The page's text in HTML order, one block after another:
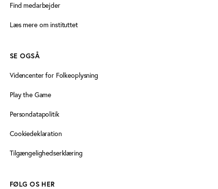
Find medarbejder
Læs mere om instituttet
SE OGSÅ
Videncenter for Folkeoplysning
Play the Game
Persondatapolitik
Cookiedeklaration
Tilgængelighedserklæring
FØLG OS HER